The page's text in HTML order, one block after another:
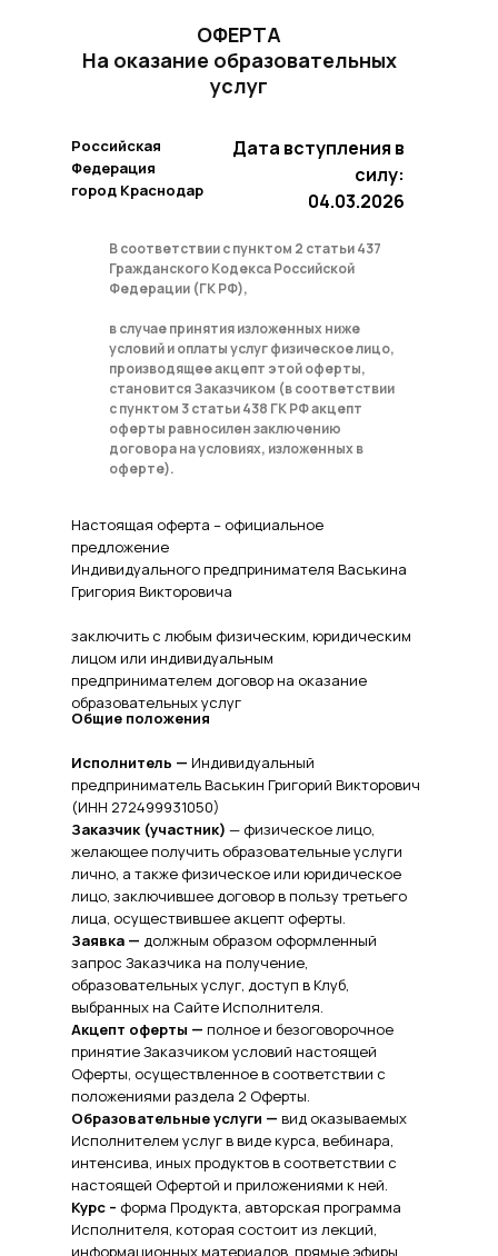
ОФЕРТА
На оказание образовательных
услуг
Общие положения
Исполнитель — Индивидуальный
предприниматель Васькин Григорий Викторович
(ИНН 272499931050)
Заказчик (участник) — физическое лицо,
желающее получить образовательные услуги
лично, а также физическое или юридическое
лицо, заключившее договор в пользу третьего
лица, осуществившее акцепт оферты.
Заявка — должным образом оформленный
запрос Заказчика на получение,
образовательных услуг, доступ в Клуб,
выбранных на Сайте Исполнителя.
Акцепт оферты — полное и безоговорочное
принятие Заказчиком условий настоящей
Оферты, осуществленное в соответствии с
положениями раздела 2 Оферты.
Образовательные услуги — вид оказываемых
Исполнителем услуг в виде курса, вебинара,
интенсива, иных продуктов в соответствии с
настоящей Офертой и приложениями к ней.
Курс – форма Продукта, авторская программа
Исполнителя, которая состоит из лекций,
информационных материалов, прямые эфиры,
Российская
Федерация
город Краснодар
Дата вступления в
силу:
04.03.2026
В соответствии с пунктом 2 статьи 437
Гражданского Кодекса Российской
Федерации (ГК РФ),
в случае принятия изложенных ниже
условий и оплаты услуг физическое лицо,
производящее акцепт этой оферты,
становится Заказчиком (в соответствии
с пунктом 3 статьи 438 ГК РФ акцепт
оферты равносилен заключению
договора на условиях, изложенных в
оферте).
Настоящая оферта – официальное
предложение
Индивидуального предпринимателя Васькина
Григория Викторовича
заключить с любым физическим, юридическим
лицом или индивидуальным
предпринимателем договор на оказание
образовательных услуг